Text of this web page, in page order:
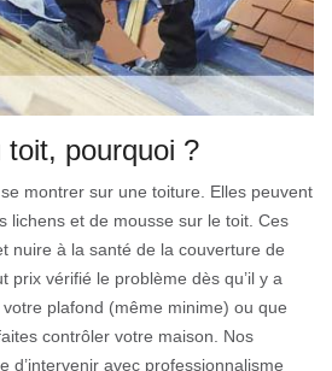
pourquoi ?
montrer sur une toiture. Elles peuvent
lichens et de mousse sur le toit. Ces
nuire à la santé de la couverture de
prix vérifié le problème dès qu’il y a
plafond (même minime) ou que
contrôler votre maison. Nos
d’intervenir avec professionnalisme